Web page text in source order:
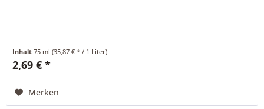
Inhalt75 ml(35,87 € * / 1 Liter)
2,69 € *
Merken